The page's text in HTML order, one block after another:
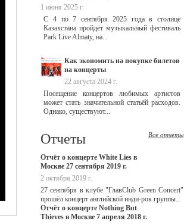
1 июня 2025 г.
С 4 по 7 сентября 2025 года в столице
Казахстана пройдёт музыкальный фестиваль
Park Live Almaty, на...
Как экономить на покупке билетов
на концерты
22 августа 2024 г.
Посещение концертов любимых артистов
может стать значительной статьёй расходов.
Однако, существуют...
Отчеты Все отчеты
Отчёт о концерте White Lies в
Москве 27 сентября 2019 г.
2 октября 2019 г.
27 сентября в клубе "ГлавClub Green Concert"
прошёл концерт английской инди-рок группы...
Отчёт о концерте Nothing But
Thieves в Москве 7 апреля 2018 г.